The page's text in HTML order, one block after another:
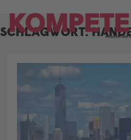
content
SCHLAGWORT: